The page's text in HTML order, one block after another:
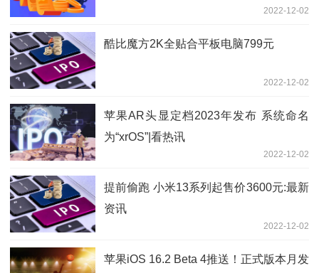
2022-12-02
酷比魔方2K全贴合平板电脑799元
2022-12-02
苹果AR头显定档2023年发布 系统命名
为“xrOS”|看热讯
2022-12-02
提前偷跑 小米13系列起售价3600元:最新
资讯
2022-12-02
苹果iOS 16.2 Beta 4推送！正式版本月发